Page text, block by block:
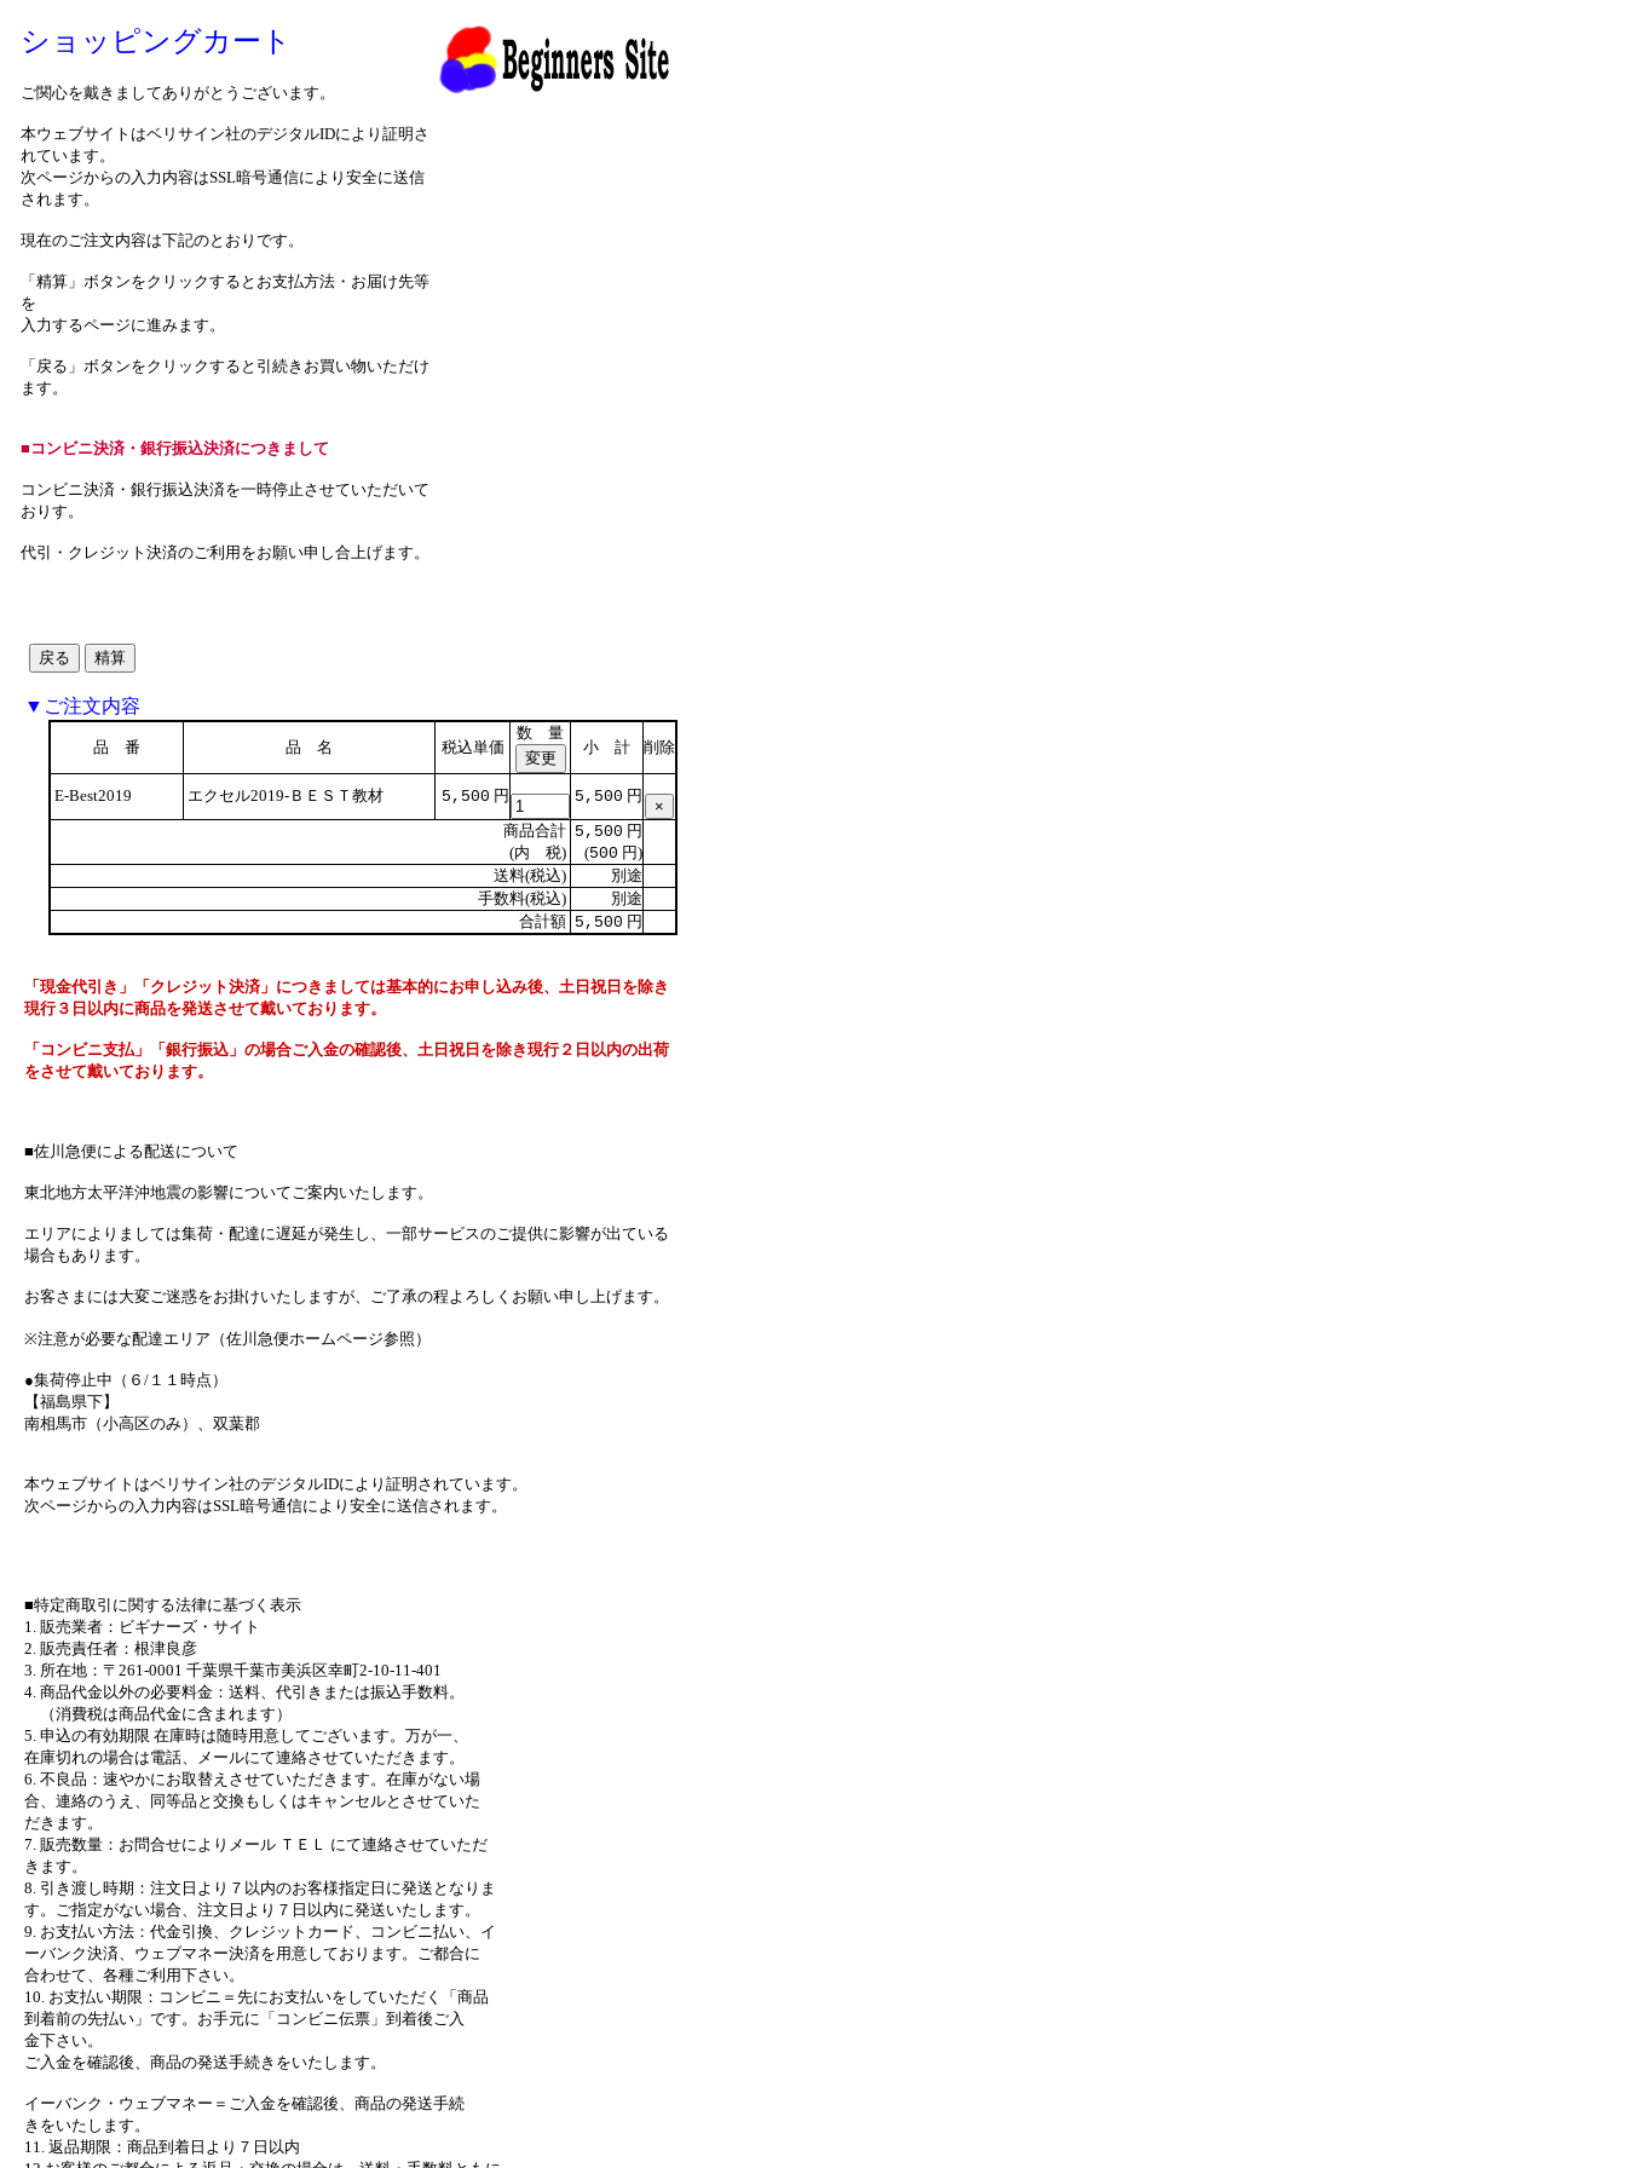
ショッピングカート
ご関心を戴きましてありがとうございます。
本ウェブサイトはベリサイン社のデジタルIDにより証明さ
れています。
次ページからの入力内容はSSL暗号通信により安全に送信
されます。
現在のご注文内容は下記のとおりです。
「精算」ボタンをクリックするとお支払方法・お届け先等
を
入力するページに進みます。
「戻る」ボタンをクリックすると引続きお買い物いただけ
ます。
■コンビニ決済・銀行振込決済につきまして
コンビニ決済・銀行振込決済を一時停止させていただいて
おりす。
代引・クレジット決済のご利用をお願い申し合上げます。
▼ご注文内容
品 番 品 名 税込単価
数 量
小 計
削除
E-Best2019 エクセル2019-ＢＥＳＴ教材 5,500 円 5,500 円
商品合計
(内 税)
5,500 円
(500 円)
送料(税込)
別途
手数料(税込)
別途
合計額 5,500 円
「現金代引き」「クレジット決済」につきましては基本的にお申し込み後、土日祝日を除き
現行３日以内に商品を発送させて戴いております。
「コンビニ支払」「銀行振込」の場合ご入金の確認後、土日祝日を除き現行２日以内の出荷
をさせて戴いております。
■佐川急便による配送について
東北地方太平洋沖地震の影響についてご案内いたします。
エリアによりましては集荷・配達に遅延が発生し、一部サービスのご提供に影響が出ている
場合もあります。
お客さまには大変ご迷惑をお掛けいたしますが、ご了承の程よろしくお願い申し上げます。
※注意が必要な配達エリア（佐川急便ホームページ参照）
●集荷停止中（６/１１時点）
【福島県下】
南相馬市（小高区のみ）、双葉郡
本ウェブサイトはベリサイン社のデジタルIDにより証明されています。
次ページからの入力内容はSSL暗号通信により安全に送信されます。
■特定商取引に関する法律に基づく表示
1. 販売業者：ビギナーズ・サイト
2. 販売責任者：根津良彦
3. 所在地：〒261-0001 千葉県千葉市美浜区幸町2-10-11-401
4. 商品代金以外の必要料金：送料、代引きまたは振込手数料。
（消費税は商品代金に含まれます）
5. 申込の有効期限 在庫時は随時用意してございます。万が一、
在庫切れの場合は電話、メールにて連絡させていただきます。
6. 不良品：速やかにお取替えさせていただきます。在庫がない場
合、連絡のうえ、同等品と交換もしくはキャンセルとさせていた
だきます。
7. 販売数量：お問合せによりメール ＴＥＬ にて連絡させていただ
きます。
8. 引き渡し時期：注文日より７以内のお客様指定日に発送となりま
す。ご指定がない場合、注文日より７日以内に発送いたします。
9. お支払い方法：代金引換、クレジットカード、コンビニ払い、イ
ーバンク決済、ウェブマネー決済を用意しております。ご都合に
合わせて、各種ご利用下さい。
10. お支払い期限：コンビニ＝先にお支払いをしていただく「商品
到着前の先払い」です。お手元に「コンビニ伝票」到着後ご入
金下さい。
ご入金を確認後、商品の発送手続きをいたします。
イーバンク・ウェブマネー＝ご入金を確認後、商品の発送手続
きをいたします。
11. 返品期限：商品到着日より７日以内